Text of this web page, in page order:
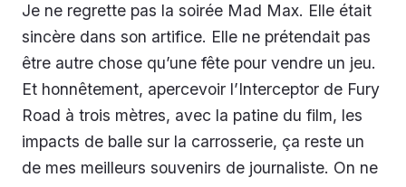
Je ne regrette pas la soirée Mad Max. Elle était
sincère dans son artifice. Elle ne prétendait pas
être autre chose qu’une fête pour vendre un jeu.
Et honnêtement, apercevoir l’Interceptor de Fury
Road à trois mètres, avec la patine du film, les
impacts de balle sur la carrosserie, ça reste un
de mes meilleurs souvenirs de journaliste. On ne